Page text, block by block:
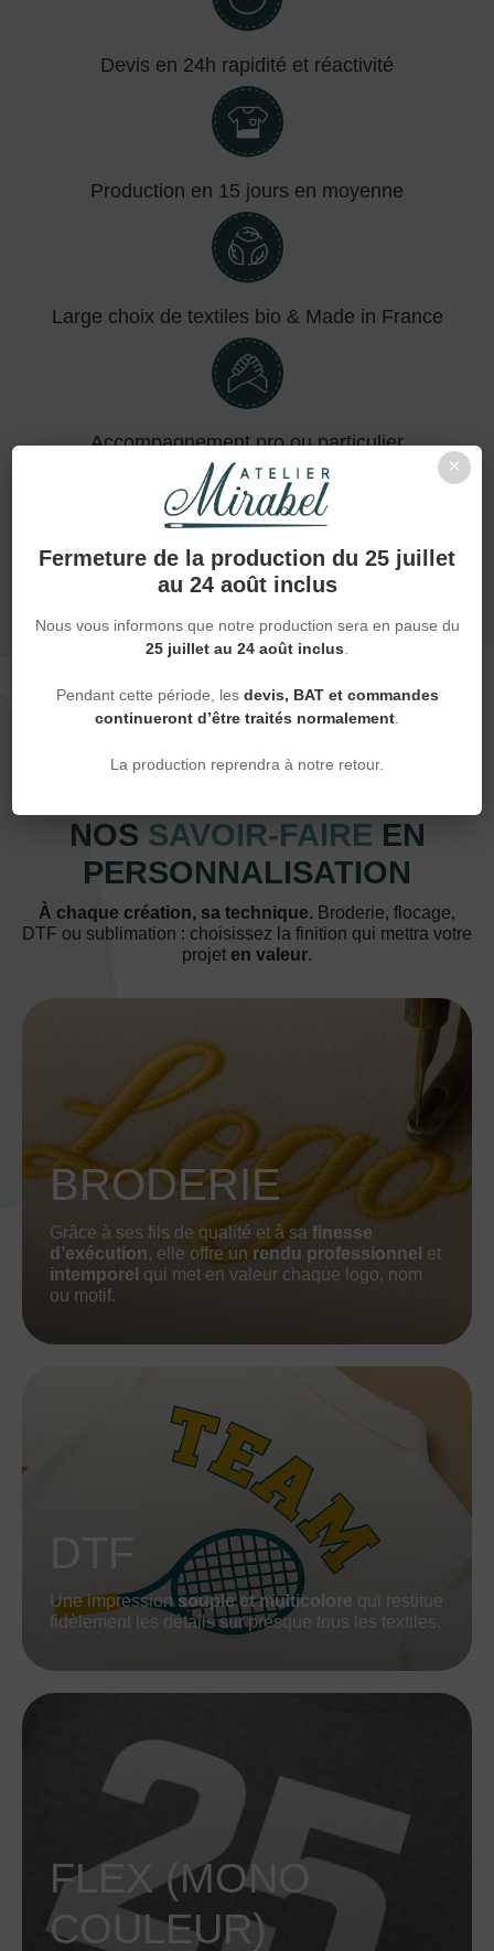
×
Fermeture de la production du 25 juillet
au 24 août inclus
Nous vous informons que notre production sera en pause du
25 juillet au 24 août inclus.
Pendant cette période, les devis, BAT et commandes
continueront d’être traités normalement.
La production reprendra à notre retour.
Devis en 24h rapidité et réactivité
Production en 15 jours en moyenne
Large choix de textiles bio & Made in France
Accompagnement pro ou particulier
NOUS DÉCOUVRIR
Techniques
NOS SAVOIR-FAIRE EN
PERSONNALISATION
À chaque création, sa technique. Broderie, flocage,
DTF ou sublimation : choisissez la finition qui mettra votre
projet en valeur.
BRODERIE
Grâce à ses fils de qualité et à sa finesse
d’exécution, elle offre un rendu professionnel et
intemporel qui met en valeur chaque logo, nom
ou motif.
DTF
Une impressionsouple et multicolore qui restitue
fidèlement les détails sur presque tous les textiles.
FLEX (MONO
COULEUR)